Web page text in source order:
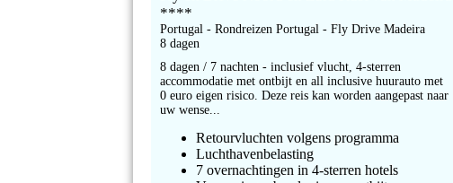
****
Portugal - Rondreizen Portugal - Fly Drive Madeira
8 dagen
8 dagen / 7 nachten - inclusief vlucht, 4-sterren
accommodatie met ontbijt en all inclusive huurauto met
0 euro eigen risico. Deze reis kan worden aangepast naar
uw wense...
Retourvluchten volgens programma
Luchthavenbelasting
7 overnachtingen in 4-sterren hotels